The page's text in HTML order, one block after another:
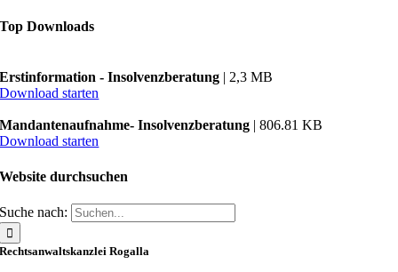
Top Downloads
Erstinformation - Insolvenzberatung | 2,3 MB
Download starten
Mandantenaufnahme- Insolvenzberatung | 806.81 KB
Download starten
Website durchsuchen
Suche nach:
Rechtsanwaltskanzlei Rogalla